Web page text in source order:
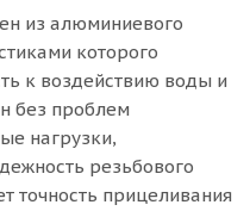
из алюминиевого
которого
к воздействию воды и
без проблем
нагрузки,
резьбового
точность прицеливания